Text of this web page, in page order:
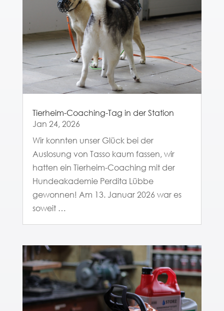
Tierheim-Coaching-Tag in der Station
Jan 24, 2026
Wir konnten unser Glück bei der
Auslosung von Tasso kaum fassen, wir
hatten ein Tierheim-Coaching mit der
Hundeakademie Perdita Lübbe
gewonnen! Am 13. Januar 2026 war es
soweit …